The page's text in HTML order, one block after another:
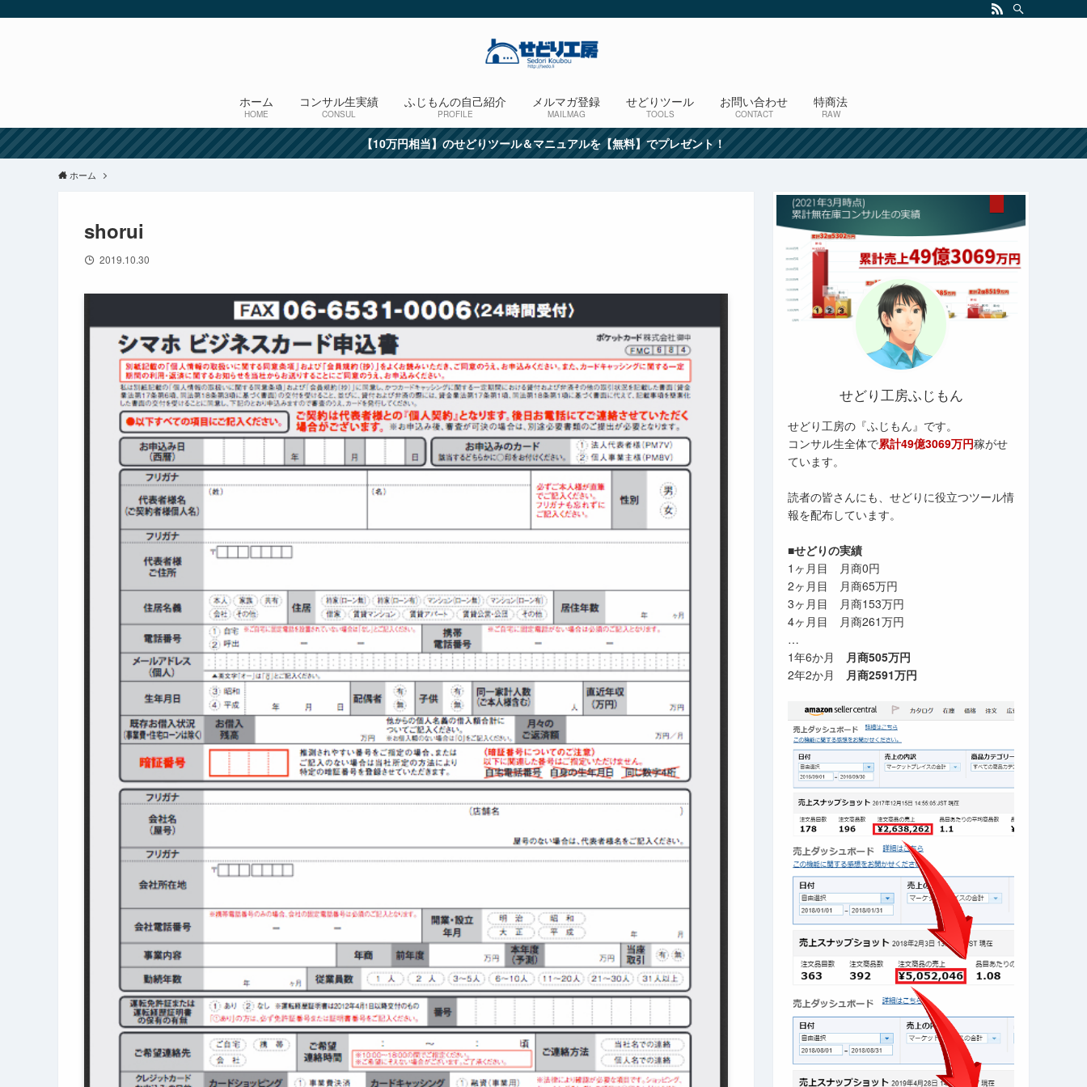
ホーム
HOME
コンサル生実績
CONSUL
ふじもんの自己紹介
PROFILE
メルマガ登録
MAILMAG
せどりツール
TOOLS
お問い合わせ
CONTACT
特商法
RAW
【10万円相当】のせどりツール＆マニュアルを【無料】でプレゼント！
ホーム
shorui
2019.10.30
せどり工房ふじもん
せどり工房の『ふじもん』です。
コンサル生全体で累計49億3069万円稼がせ
ています。
読者の皆さんにも、せどりに役立つツール情
報を配布しています。
■せどりの実績
1ヶ月目 月商0円
2ヶ月目 月商65万円
3ヶ月目 月商153万円
4ヶ月目 月商261万円
…
1年6か月 月商505万円
2年2か月 月商2591万円